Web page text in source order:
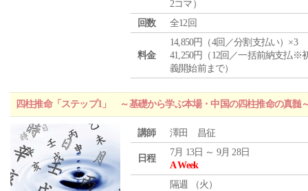
2コマ）
回数
全12回
料金
14,850円（4回／分割支払い）×3
41,250円（12回／一括前納支払※
義開始前まで）
四柱推命「ステップ1」 ～基礎から学ぶ本場・中国の四柱推命の真髄
講師 澤田 昌征
日程
7月 13日 ～ 9月 28日
A Week
隔週 （火 ）